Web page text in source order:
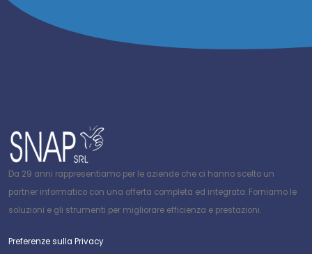
Da 29 anni rappresentiamo per le aziende che ci hanno scelto un
partner informatico con una offerta completa ed integrata. Forniamo le
soluzioni e gli strumenti per migliorare efficienza e prestazioni.
Preferenze sulla Privacy